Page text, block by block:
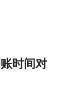
时间对